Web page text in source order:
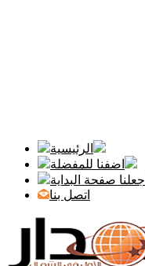
الرئيسية
اضفنا للمفضلة
اجعلنا صفحة البداية
اتصل بنا